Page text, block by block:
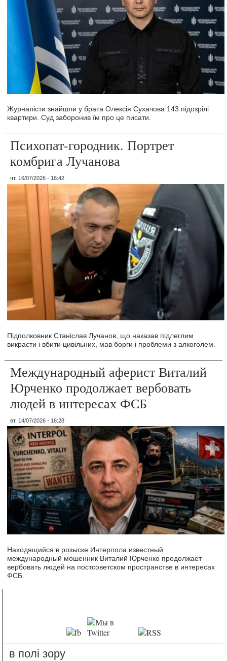
Журналісти знайшли у брата Олексія Сухачова 143 підозрілі
квартири. Суд заборонив їм про це писати.
Психопат-городник. Портрет
комбрига Лучанова
чт, 16/07/2026 - 16:42
Підполковник Станіслав Лучанов, що наказав підлеглим
викрасти і вбити цивільних, мав борги і проблеми з алкоголем.
Международный аферист Виталий
Юрченко продолжает вербовать
людей в интересах ФСБ
вт, 14/07/2026 - 16:28
Находящийся в розыске Интерпола известный
международный мошенник Виталий Юрченко продолжает
вербовать людей на постсоветском пространстве в интересах
ФСБ.
в полі зору